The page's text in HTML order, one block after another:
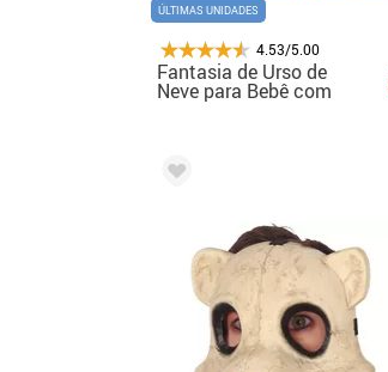
ÚLTIMAS UNIDADES
4.53/5.00
Fantasia de Urso de
Neve para Bebê com
Chapéu